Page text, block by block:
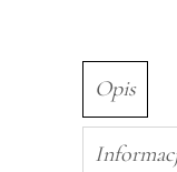
Opis